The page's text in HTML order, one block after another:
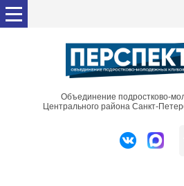
Объединение подростково-
Центрального района Санкт-